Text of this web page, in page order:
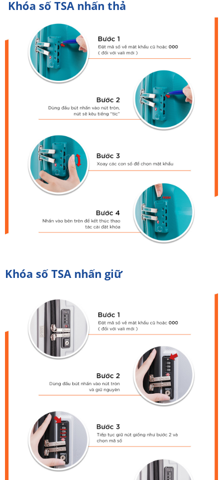
Khóa số TSA nhấn thả
Khóa số TSA nhấn giữ